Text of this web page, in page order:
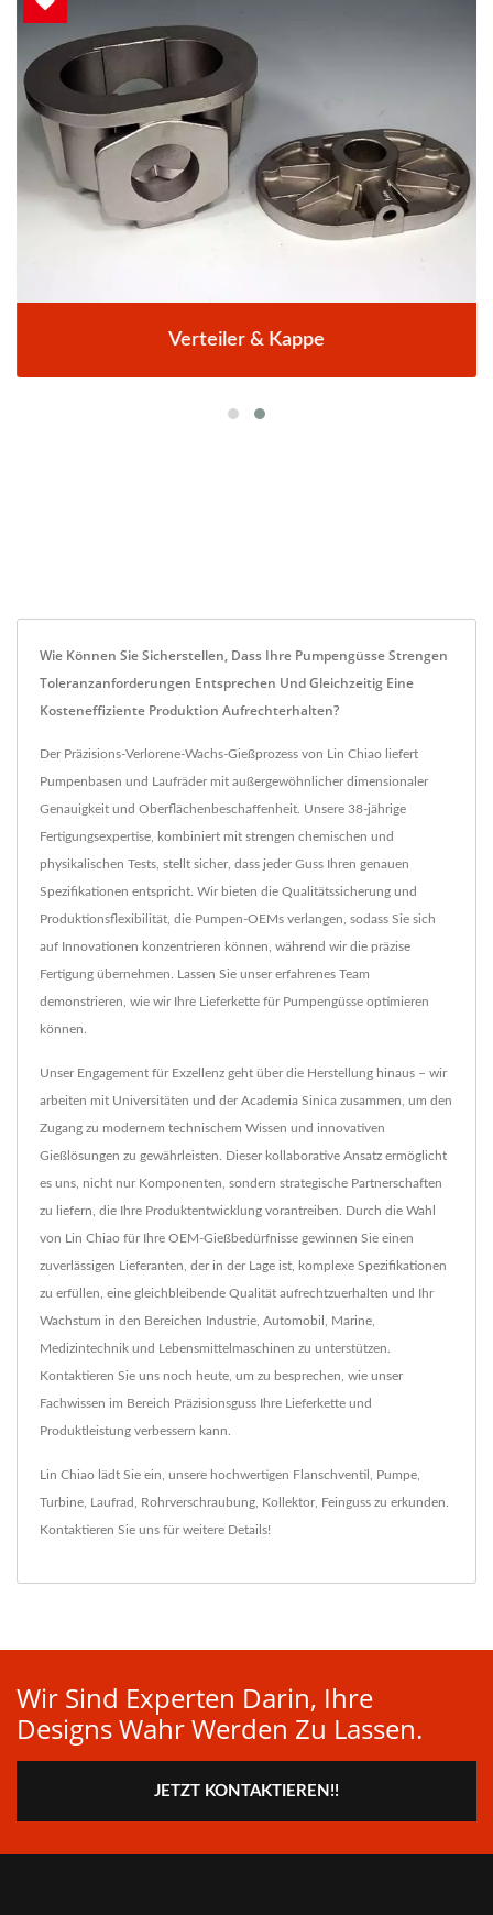
Verteiler & Kappe
Wie Können Sie Sicherstellen, Dass Ihre Pumpengüsse Strengen
Toleranzanforderungen Entsprechen Und Gleichzeitig Eine
Kosteneffiziente Produktion Aufrechterhalten?
Der Präzisions-Verlorene-Wachs-Gießprozess von Lin Chiao liefert
Pumpenbasen und Laufräder mit außergewöhnlicher dimensionaler
Genauigkeit und Oberflächenbeschaffenheit. Unsere 38-jährige
Fertigungsexpertise, kombiniert mit strengen chemischen und
physikalischen Tests, stellt sicher, dass jeder Guss Ihren genauen
Spezifikationen entspricht. Wir bieten die Qualitätssicherung und
Produktionsflexibilität, die Pumpen-OEMs verlangen, sodass Sie sich
auf Innovationen konzentrieren können, während wir die präzise
Fertigung übernehmen. Lassen Sie unser erfahrenes Team
demonstrieren, wie wir Ihre Lieferkette für Pumpengüsse optimieren
können.
Unser Engagement für Exzellenz geht über die Herstellung hinaus – wir
arbeiten mit Universitäten und der Academia Sinica zusammen, um den
Zugang zu modernem technischem Wissen und innovativen
Gießlösungen zu gewährleisten. Dieser kollaborative Ansatz ermöglicht
es uns, nicht nur Komponenten, sondern strategische Partnerschaften
zu liefern, die Ihre Produktentwicklung vorantreiben. Durch die Wahl
von Lin Chiao für Ihre OEM-Gießbedürfnisse gewinnen Sie einen
zuverlässigen Lieferanten, der in der Lage ist, komplexe Spezifikationen
zu erfüllen, eine gleichbleibende Qualität aufrechtzuerhalten und Ihr
Wachstum in den Bereichen Industrie, Automobil, Marine,
Medizintechnik und Lebensmittelmaschinen zu unterstützen.
Kontaktieren Sie uns noch heute, um zu besprechen, wie unser
Fachwissen im Bereich Präzisionsguss Ihre Lieferkette und
Produktleistung verbessern kann.
Lin Chiao lädt Sie ein, unsere hochwertigen Flanschventil Pumpe
Turbine Laufrad Rohrverschraubung Kollektor, Feinguss zu erkunden.
Kontaktieren Sie uns für weitere Details!
Wir Sind Experten Darin, Ihre
Designs Wahr Werden Zu Lassen.
JETZT KONTAKTIEREN!!